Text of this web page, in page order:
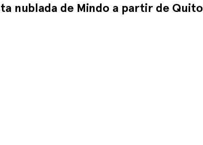
nublada de Mindo a partir de Quito